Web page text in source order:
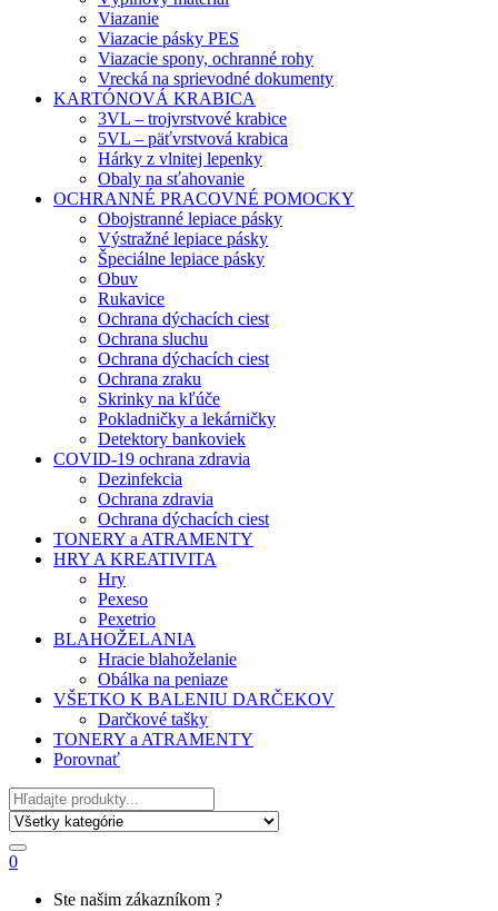
Viazanie
Viazacie pásky PES
Viazacie spony, ochranné rohy
Vrecká na sprievodné dokumenty
KARTÓNOVÁ KRABICA
3VL – trojvrstvové krabice
5VL – päťvrstvová krabica
Hárky z vlnitej lepenky
Obaly na sťahovanie
OCHRANNÉ PRACOVNÉ POMOCKY
Obojstranné lepiace pásky
Výstražné lepiace pásky
Špeciálne lepiace pásky
Obuv
Rukavice
Ochrana dýchacích ciest
Ochrana sluchu
Ochrana dýchacích ciest
Ochrana zraku
Skrinky na kľúče
Pokladničky a lekárničky
Detektory bankoviek
COVID-19 ochrana zdravia
Dezinfekcia
Ochrana zdravia
Ochrana dýchacích ciest
TONERY a ATRAMENTY
HRY A KREATIVITA
Hry
Pexeso
Pexetrio
BLAHOŽELANIA
Hracie blahoželanie
Obálka na peniaze
VŠETKO K BALENIU DARČEKOV
Darčkové tašky
TONERY a ATRAMENTY
Porovnať
Hľadať
0
Ste našim zákazníkom ?